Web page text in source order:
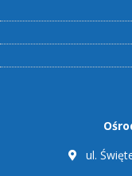
ul.